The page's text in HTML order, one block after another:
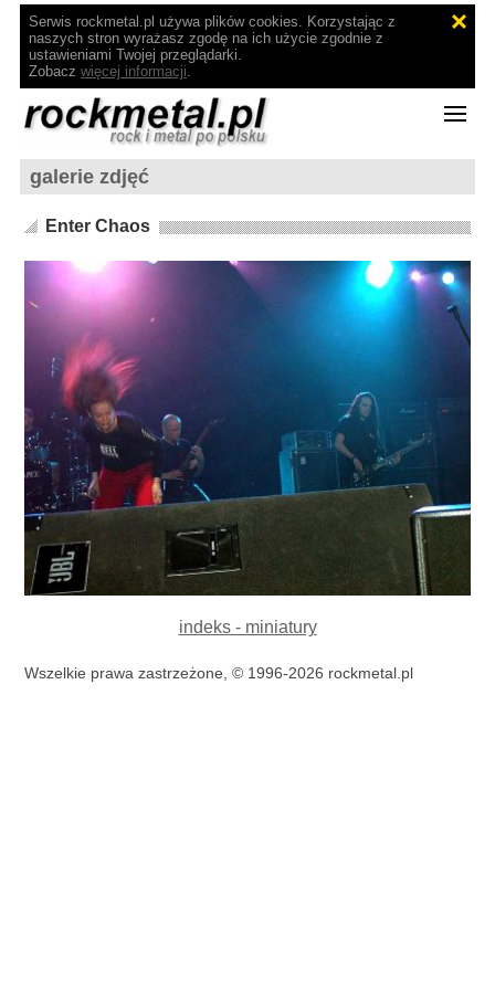
Serwis rockmetal.pl używa plików cookies. Korzystając z
naszych stron wyrażasz zgodę na ich użycie zgodnie z
ustawieniami Twojej przeglądarki.
Zobacz więcej informacji.
galerie zdjęć
Enter Chaos
indeks - miniatury
Wszelkie prawa zastrzeżone, © 1996-2026 rockmetal.pl